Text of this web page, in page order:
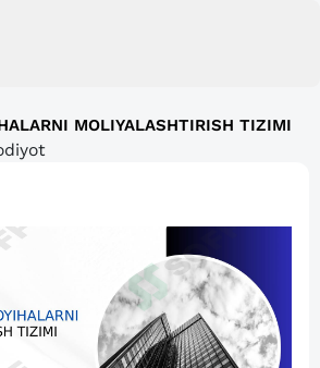
MOLIYALASHTIRISH TIZIMI